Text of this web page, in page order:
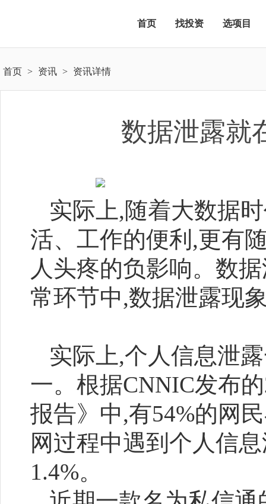
首页 找投资 选项目
首页 > 资讯 > 资讯详情
数据泄露就
实际上,随着大数据
活、工作的便利,更有
人头疼的负影响。数
常环节中,数据泄露现
实际上,个人信息泄
一。根据CNNIC发布
报告》中,有54%的网
网过程中遇到个人信
1.4%。